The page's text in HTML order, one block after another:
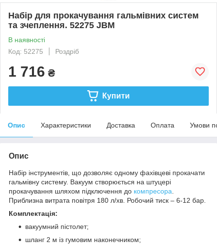
Набір для прокачування гальмівних систем
та зчеплення. 52275 JBM
В наявності
Код: 52275
Роздріб
1 716 ₴
Купити
Опис Характеристики Доставка Оплата Умови
Опис
Набір інструментів, що дозволяє одному фахівцеві прокачати
гальмівну систему. Вакуум створюється на штуцері
прокачування шляхом підключення до компресора
Приблизна витрата повітря 180 л/хв. Робочий тиск – 6-12 бар.
Комплектація:
вакуумний пістолет;
шланг 2 м із гумовим наконечником;